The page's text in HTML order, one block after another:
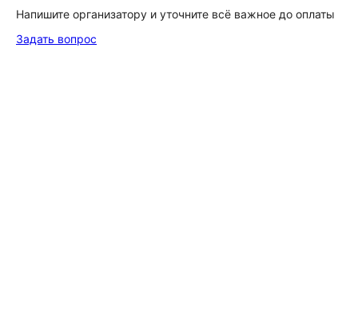
Напишите организатору и уточните всё важное до оплаты
Задать вопрос